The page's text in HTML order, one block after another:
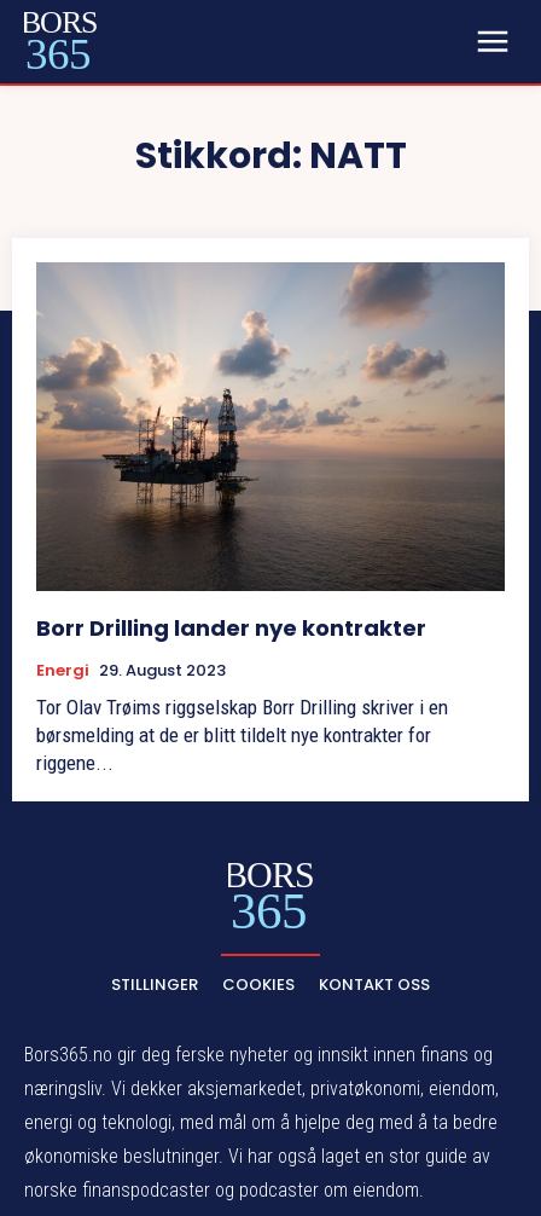
BORS
365
Stikkord: NATT
Borr Drilling lander nye kontrakter
Energi 29. August 2023
Tor Olav Trøims riggselskap Borr Drilling skriver i en
børsmelding at de er blitt tildelt nye kontrakter for
riggene...
BORS
365
STILLINGER COOKIES KONTAKT OSS
Bors365.no gir deg ferske nyheter og innsikt innen finans og
næringsliv. Vi dekker aksjemarkedet, privatøkonomi, eiendom,
energi og teknologi, med mål om å hjelpe deg med å ta bedre
økonomiske beslutninger. Vi har også laget en stor guide av
norske finanspodcaster og podcaster om eiendom.